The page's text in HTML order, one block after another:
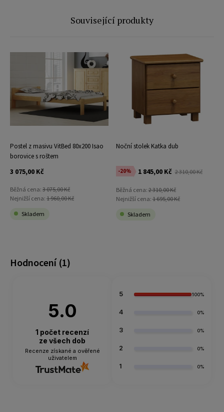
Hodnocení (1)
5.0
1 počet recenzí
ze všech dob
Recenze získané a ověřené
uživatelem
5 100%
4 0%
3 0%
2 0%
1 0%
Související produkty
Postel z masivu VitBed 80x200 Isao
borovice s roštem
3 075,00 Kč
Běžná cena: 3 075,00 Kč
Nejnižší cena: 1 960,00 Kč
Skladem
Noční stolek Katka dub
-20% 1 845,00 Kč 2 310,00 Kč
Běžná cena:2 310,00 Kč
Nejnižší cena:1 695,00 Kč
Skladem